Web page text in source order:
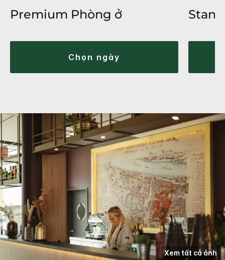
Premium Phòng ở
chọn ngày
Xem tất cả ảnh